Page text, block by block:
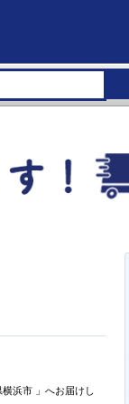
横浜市 」 へお届けし